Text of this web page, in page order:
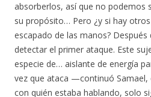
absorberlos, así que no podemos
su propósito… Pero ¿y si hay
escapado de las manos?
detectar el primer ataque. Este
especie de… aislante de energía
vez que ataca —continuó
con quién estaba hablando, solo